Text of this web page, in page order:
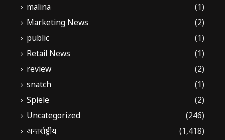
malina
(1)
Marketing News
(2)
public
(1)
Retail News
(1)
review
(2)
snatch
(1)
Spiele
(2)
Uncategorized
(246)
अन्तर्राष्ट्रीय
(1,418)